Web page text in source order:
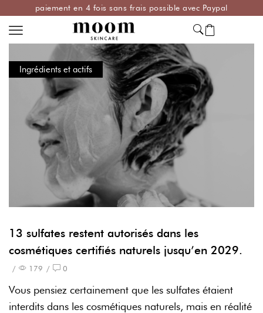
paiement en 4 fois sans frais possible avec Paypal
Ingrédients et actifs
13 sulfates restent autorisés dans les
cosmétiques certifiés naturels jusqu’en 2029.
/ 179 / 0
Vous pensiez certainement que les sulfates étaient
interdits dans les cosmétiques naturels, mais en réalité